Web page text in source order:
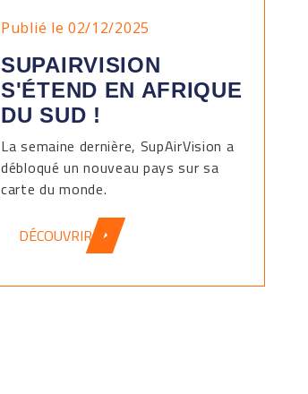
Publié le 02/12/2025
SUPAIRVISION
S'ÉTEND EN AFRIQUE
DU SUD !
La semaine dernière, SupAirVision a
débloqué un nouveau pays sur sa
carte du monde.
DÉCOUVRIR